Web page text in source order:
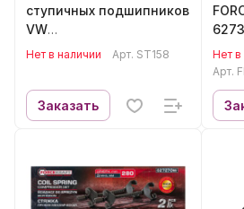
ступичных подшипников
VW
Transporter(T5),Touareg,Multivan
Нет в наличии Арт. ST158
Заказать
Нет в
Арт.